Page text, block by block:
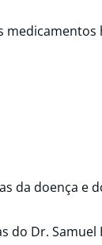
da doença e
do Dr.